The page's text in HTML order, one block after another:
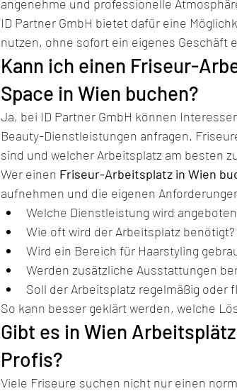
angenehme und professionelle
ID Partner GmbH bietet dafür eine
nutzen, ohne sofort ein eigenes Geschäft
Kann ich einen Friseur-
Space in Wien buchen?
Ja, bei ID Partner GmbH können
Beauty-Dienstleistungen anfragen.
sind und welcher Arbeitsplatz am besten
Wer einen Friseur-Arbeitsplatz in Wien
aufnehmen und die eigenen
Welche Dienstleistung wird
Wie oft wird der Arbeitsplatz benötigt?
Wird ein Bereich für Haarstyling
Werden zusätzliche Ausstattungen
Soll der Arbeitsplatz regelmäßig oder
So kann besser geklärt werden, welche
Gibt es in Wien
Profis?
Viele Friseure suchen nicht nur einen